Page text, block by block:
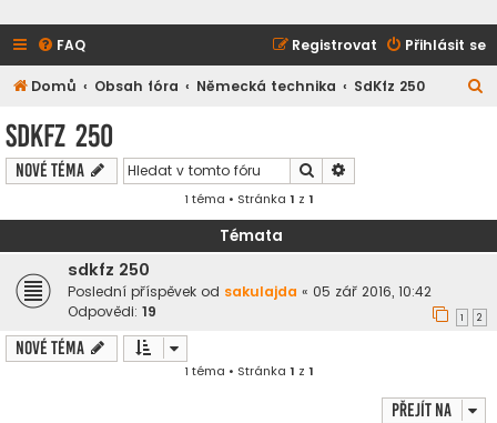
FAQ Přihlásit se
Registrovat
Domů Obsah fóra Německá technika SdKfz 250
SdKfz 250
Nové téma Hledat
1 téma • Stránka 1 z 1
Témata
sdkfz 250
Poslední příspěvek od sakulajda « 05 zář 2016, 10:42
Odpovědi: 19 1 2
Nové téma
1 téma • Stránka 1 z 1
Přejít na